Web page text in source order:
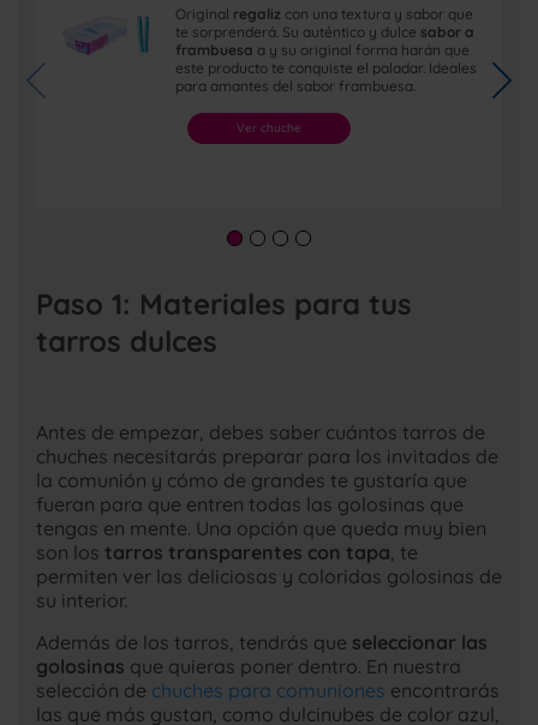
Original regaliz con una textura y sabor que
te sorprenderá. Su auténtico y dulce sabor a
frambuesa a y su original forma harán que
este producto te conquiste el paladar. Ideales
para amantes del sabor frambuesa.
Ver chuche
Paso 1: Materiales para tus
tarros dulces
Antes de empezar, debes saber cuántos tarros de
chuches necesitarás preparar para los invitados de
la comunión y cómo de grandes te gustaría que
fueran para que entren todas las golosinas que
tengas en mente. Una opción que queda muy bien
son los tarros transparentes con tapa , te
permiten ver las deliciosas y coloridas golosinas de
su interior.
Además de los tarros, tendrás que seleccionar las
golosinas que quieras poner dentro. En nuestra
selección de chuches para comuniones encontrarás
las que más gustan, como dulcinubes de color azul,